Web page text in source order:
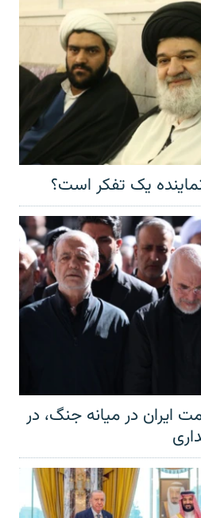
یک تفکر است؟
ایران در میانه جنگ، در